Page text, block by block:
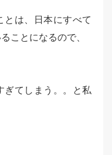
とは、日本にすべて
ことになるので、
ぎてしまう。。と私